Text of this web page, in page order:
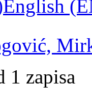
English
1 zapisa